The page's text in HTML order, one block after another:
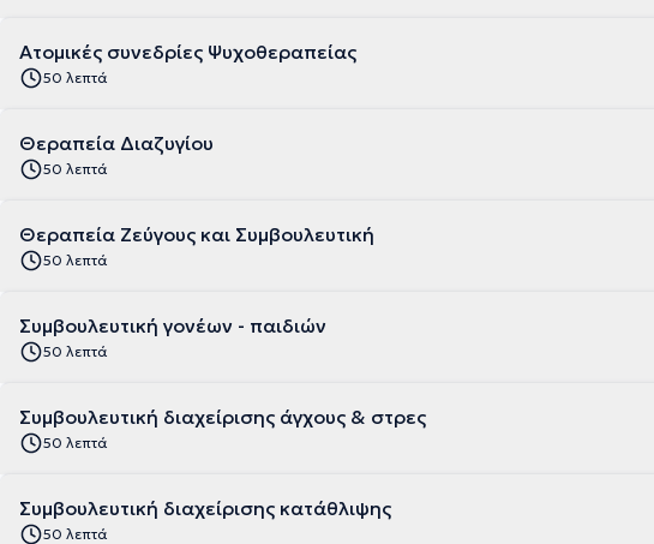
Ατομικές συνεδρίες Ψυχοθεραπείας
50 λεπτά
Θεραπεία Διαζυγίου
50 λεπτά
Θεραπεία Ζεύγους και Συμβουλευτική
50 λεπτά
Συμβουλευτική γονέων - παιδιών
50 λεπτά
Συμβουλευτική διαχείρισης άγχους & στρες
50 λεπτά
Συμβουλευτική διαχείρισης κατάθλιψης
50 λεπτά